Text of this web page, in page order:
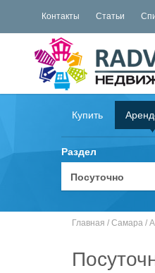
Контакты Статьи
Купить
Раздел
Главная / Самара /